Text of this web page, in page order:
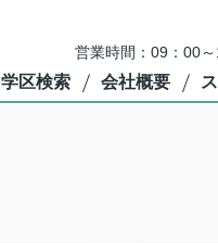
営業時間：09：00
学区検索 会社概要